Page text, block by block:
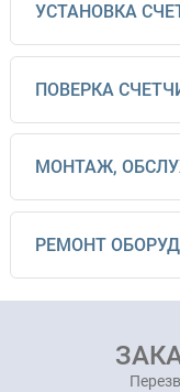
УСТАНОВКА
ПОВЕРКА
МОНТАЖ,
РЕМОНТ